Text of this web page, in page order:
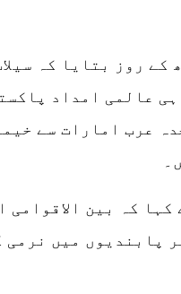
کے روز بتایا کہ
عالمی امداد
عرب امارات سے
کہ بین الاقوامی
پابندیوں میں نرمی